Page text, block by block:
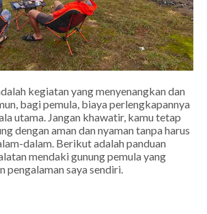
kegiatan yang menyenangkan dan
bagi pemula, biaya perlengkapannya
utama. Jangan khawatir, kamu tetap
dengan aman dan nyaman tanpa harus
dalam. Berikut adalah panduan
mendaki gunung pemula yang
pengalaman saya sendiri.